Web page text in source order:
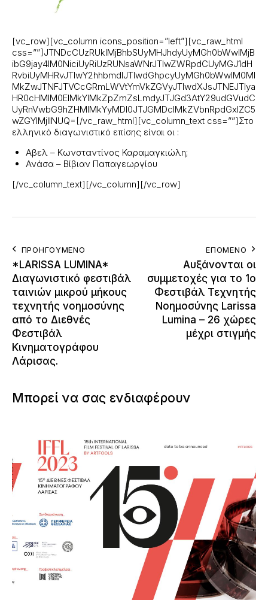
[vc_row][vc_column icons_position=”left”][vc_raw_html
css=””]JTNDcCUzRUklMjBhbSUyMHJhdyUyMGh0bWwlMjB
ibG9jay4lM0NiciUyRiUzRUNsaWNrJTIwZWRpdCUyMGJ1dH
RvbiUyMHRvJTIwY2hhbmdlJTIwdGhpcyUyMGh0bWwlM0Ml
MkZwJTNFJTVCcGRmLWVtYmVkZGVyJTIwdXJsJTNEJTIya
HR0cHMlM0ElMkYlMkZpZmZsLmdyJTJGd3AtY29udGVudC
UyRnVwbG9hZHMlMkYyMDI0JTJGMDclMkZVbnRpdGxlZC5
wZGYlMjIlNUQ=[/vc_raw_html][vc_column_text css=””]Στο
ελληνικό διαγωνιστικό επίσης είναι οι :
Αβελ – Κωνσταντίνος Καραμαγκιώλη;
Ανάσα – ΒίβιανΠαπαγεωργίου
[/vc_column_text][/vc_column][/vc_row]
ΠΡΟΗΓΟΎΜΕΝΟ
*LARISSA LUMINA*
Διαγωνιστικό φεστιβάλ
ταινιών μικρού μήκους
τεχνητής νοημοσύνης
από το Διεθνές
Φεστιβάλ
Κινηματογράφου
Λάρισας.
ΕΠΌΜΕΝΟ
Αυξάνονται οι
συμμετοχές για το 1ο
Φεστιβάλ Τεχνητής
Νοημοσύνης Larissa
Lumina – 26 χώρες
μέχρι στιγμής
Μπορεί να σας ενδιαφέρουν